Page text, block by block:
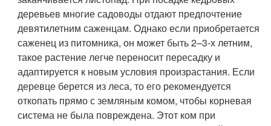
деревьев многие садоводы отдают предпочтение
девятилетним саженцам. Однако если приобретается
саженец из питомника, он может быть 2–3-х летним,
такое растение легче переносит пересадку и
адаптируется к новым условия произрастания. Если
деревце берется из леса, то его рекомендуется
откопать прямо с земляным комом, чтобы корневая
система не была повреждена. Этот ком при